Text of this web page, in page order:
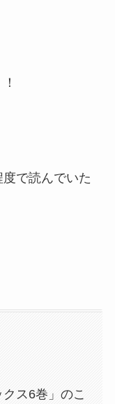
で読んでいた
ス6巻」のこ